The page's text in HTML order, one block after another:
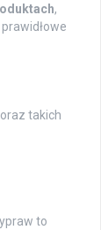
,
oraz takich
to